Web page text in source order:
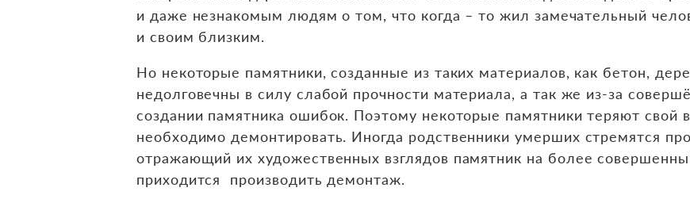
и даже незнакомым людям о том, что когда – то жил замечательный
и своим близким.
Но некоторые памятники, созданные из таких материалов, как бетон,
недолговечны в силу слабой прочности материала, а так же из-за
создании памятника ошибок. Поэтому некоторые памятники теряют свой
необходимо демонтировать. Иногда родственники умерших стремятся
отражающий их художественных взглядов памятник на более
приходится производить демонтаж.